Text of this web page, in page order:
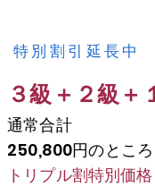
特別割引延長中
３級＋２級＋
通常合計
250,800円のとこ
トリプル割特別価格